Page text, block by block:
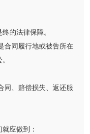
的法律保障。
合同履行地或被告所在
同、赔偿损失、返还服
应做到：